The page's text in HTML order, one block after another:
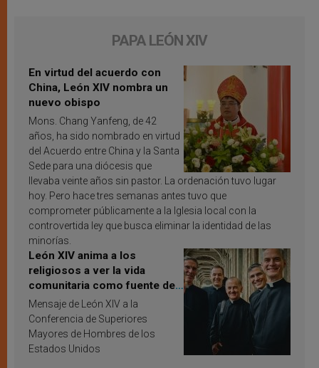
PAPA LEÓN XIV
En virtud del acuerdo con
China, León XIV nombra un
nuevo obispo
Mons. Chang Yanfeng, de 42
años, ha sido nombrado en virtud
del Acuerdo entre China y la Santa
Sede para una diócesis que
llevaba veinte años sin pastor. La ordenación tuvo lugar
hoy. Pero hace tres semanas antes tuvo que
comprometer públicamente a la Iglesia local con la
controvertida ley que busca eliminar la identidad de las
minorías.
León XIV anima a los
religiosos a ver la vida
comunitaria como fuente de
inspiración y santificación
Mensaje de León XIV a la
Conferencia de Superiores
Mayores de Hombres de los
Estados Unidos